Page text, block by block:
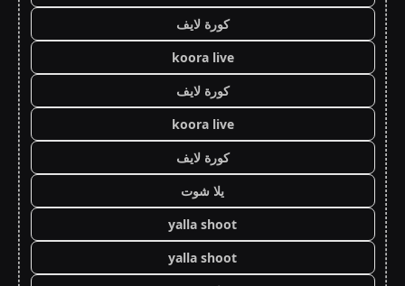
كورة لايف
koora live
كورة لايف
koora live
كورة لايف
يلا شوت
yalla shoot
yalla shoot